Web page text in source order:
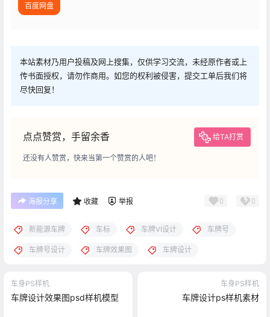
百度网盘
本站素材乃用户投稿及网上搜集，仅供学习交流，未经原作者或上
传书面授权，请勿作商用。如您的权利被侵害，提交工单后我们将
尽快回复！
点点赞赏，手留余香 给TA打赏
还没有人赞赏，快来当第一个赞赏的人吧！
海报分享 收藏 举报 0 0
新能源车牌 车标 车牌VI设计 车牌号
车牌号设计 车牌效果图 车牌设计
车身PS样机
车牌设计效果图psd样机模型
车身PS样机
车牌设计ps样机素材